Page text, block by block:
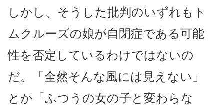
しかし、そうした批判のいずれもト
ムクルーズの娘が自閉症である可能
性を否定しているわけではないの
だ。「全然そんな風には見えない」
とか「ふつうの女の子と変わらな